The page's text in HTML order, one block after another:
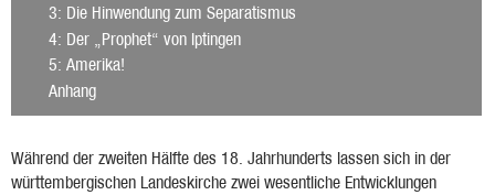
3: Die Hinwendung zum Separatismus
4: Der „Prophet“ von Iptingen
5: Amerika!
Anhang
Während der zweiten Hälfte des 18. Jahrhunderts lassen sich in der
württembergischen Landeskirche zwei wesentliche Entwicklungen